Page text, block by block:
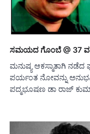
ಸಮಯದ ಗೊಂಬೆ @ 37
ಮನುಷ್ಯ ಆಕಸ್ಮಾತಾಗಿ
ಪರ್ಯಂತ ನೋವನ್ನು
ಪದ್ಮಭೂಷಣ ಡಾ ರಾಜ್